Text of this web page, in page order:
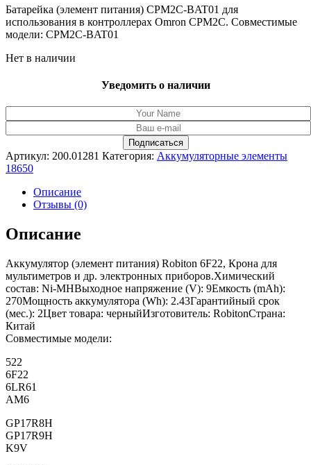
составляла
2,388.00₽.
2,189.00₽.
Батарейка (элемент питания) CPM2C-BAT01 для
использования в контроллерах Omron CPM2C. Совместимые
модели: CPM2C-BAT01
Нет в наличии
Уведомить о наличии
Артикул: 200.01281 Категория: Аккумуляторные элементы
18650
Описание
Отзывы (0)
Описание
Аккумулятор (элемент питания) Robiton 6F22, Крона для
мультиметров и др. электронных приборов.Химический
состав: Ni-MHВыходное напряжение (V): 9Емкость (mAh):
270Мощность аккумулятора (Wh): 2.43Гарантийный срок
(мес.): 2Цвет товара: черныйИзготовитель: RobitonСтрана:
Китай
Совместимые модели:
522
6F22
6LR61
AM6
GP17R8H
GP17R9H
K9V